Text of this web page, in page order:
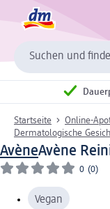
Suchen und
Startseite Online-
Dermatologische
AvèneAvène
0 (0)
Vegan